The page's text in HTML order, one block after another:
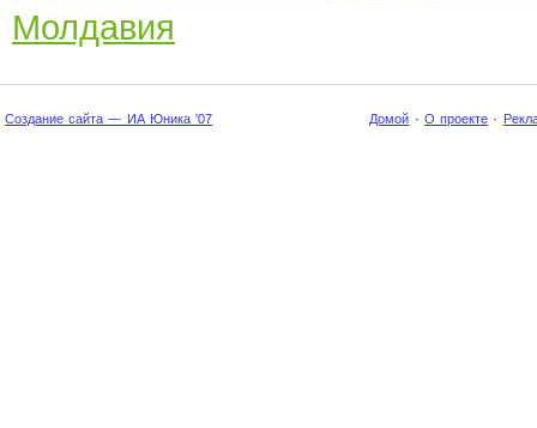
Молдавия
Создание сайта — ИА Юника '07 Домой · О проекте ·